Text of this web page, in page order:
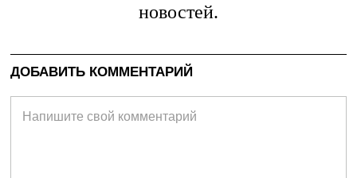
новостей.
ДОБАВИТЬ КОММЕНТАРИЙ